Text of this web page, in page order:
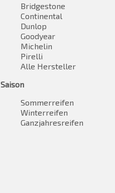
Bridgestone
Continental
Dunlop
Goodyear
Michelin
Pirelli
Alle Hersteller
Saison
Sommerreifen
Winterreifen
Ganzjahresreifen